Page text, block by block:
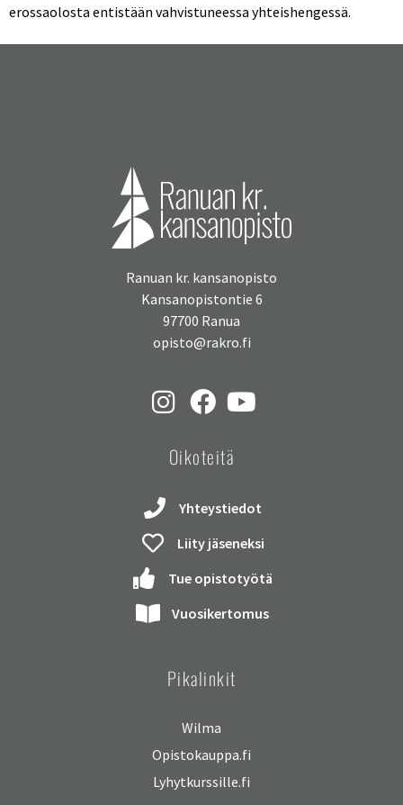
erossaolosta entistään vahvistuneessa yhteishengessä.
Ranuan kr. kansanopisto
Kansanopistontie 6
97700 Ranua
opisto@rakro.fi
Oikoteitä
Yhteystiedot
Liity jäseneksi
Tue opistotyötä
Vuosikertomus
Pikalinkit
Wilma
Opistokauppa.fi
Lyhytkurssille.fi